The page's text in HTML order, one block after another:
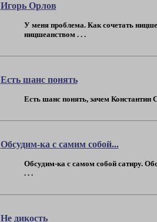
Игорь Орлов
У меня проблема. Как сочетать
ницшеанством . . .
Есть шанс понять
Есть шанс понять, зачем Константин
Обсудим-ка с самим собой...
Обсудим-ка с самом собой сатиру.
. . .
Не дикость